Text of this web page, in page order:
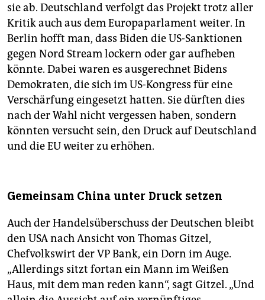
sie ab. Deutschland verfolgt das Projekt trotz aller
Kritik auch aus dem Europaparlament weiter. In
Berlin hofft man, dass Biden die US-Sanktionen
gegen Nord Stream lockern oder gar aufheben
könnte. Dabei waren es ausgerechnet Bidens
Demokraten, die sich im US-Kongress für eine
Verschärfung eingesetzt hatten. Sie dürften dies
nach der Wahl nicht vergessen haben, sondern
könnten versucht sein, den Druck auf Deutschland
und die EU weiter zu erhöhen.
Gemeinsam China unter Druck setzen
Auch der Handelsüberschuss der Deutschen bleibt
den USA nach Ansicht von Thomas Gitzel,
Chefvolkswirt der VP Bank, ein Dorn im Auge.
„Allerdings sitzt fortan ein Mann im Weißen
Haus, mit dem man reden kann“, sagt Gitzel. „Und